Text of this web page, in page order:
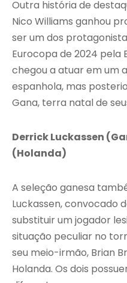
Outra história de
Nico Williams ganhou
ser um dos
Eurocopa de 2024 pela
chegou a atuar em um
espanhola, mas
Gana, terra natal de
Derrick Luckassen
(Holanda)
A seleção ganesa
Luckassen, convocado
substituir um jogador
situação peculiar no
seu meio-irmão, Brian
Holanda. Os dois